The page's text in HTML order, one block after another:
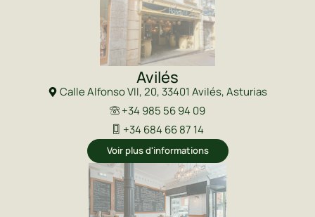
Avilés
Calle Alfonso VII, 20, 33401 Avilés, Asturias
+34 985 56 94 09
+34 684 66 87 14
Voir plus d'informations